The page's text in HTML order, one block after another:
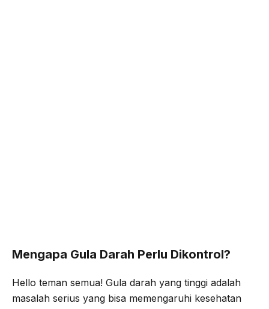
Mengapa Gula Darah Perlu Dikontrol?
Hello teman semua! Gula darah yang tinggi adalah
masalah serius yang bisa memengaruhi kesehatan